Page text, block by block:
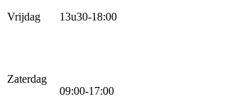
Vrijdag
13u30-18:00
Zaterdag
09:00-17:00